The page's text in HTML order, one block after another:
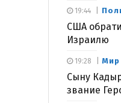
США
Израилю
19:44
Мир
Сыну
звание
19:28